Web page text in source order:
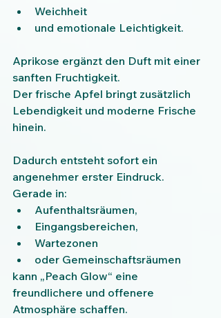
Weichheit
und emotionale Leichtigkeit.
Aprikose ergänzt den Duft mit einer
sanften Fruchtigkeit.
Der frische Apfel bringt zusätzlich
Lebendigkeit und moderne Frische
hinein.
Dadurch entsteht sofort ein
angenehmer erster Eindruck.
Gerade in:
Aufenthaltsräumen,
Eingangsbereichen,
Wartezonen
oder Gemeinschaftsräumen
kann „Peach Glow“ eine
freundlichere und offenere
Atmosphäre schaffen.